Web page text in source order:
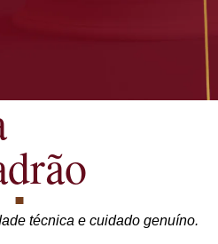
técnica e cuidado genuíno.